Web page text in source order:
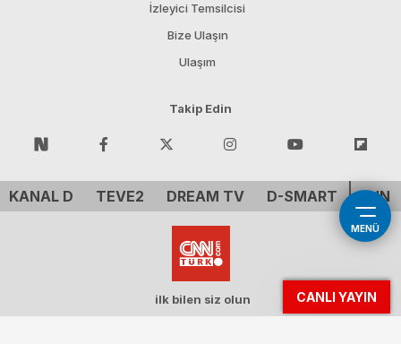
MENÜ
CANLI YAYIN
İzleyici Temsilcisi
Bize Ulaşın
Ulaşım
Takip Edin
KANAL D TEVE2 DREAM TV D-SMART CNN
ilk bilen siz olun